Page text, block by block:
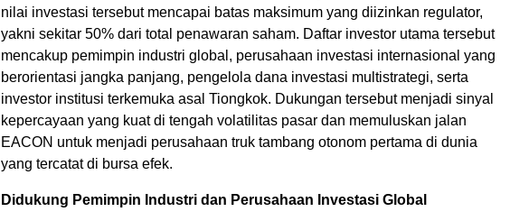
nilai investasi tersebut mencapai batas maksimum yang diizinkan regulator,
yakni sekitar 50% dari total penawaran saham. Daftar investor utama tersebut
mencakup pemimpin industri global, perusahaan investasi internasional yang
berorientasi jangka panjang, pengelola dana investasi multistrategi, serta
investor institusi terkemuka asal Tiongkok. Dukungan tersebut menjadi sinyal
kepercayaan yang kuat di tengah volatilitas pasar dan memuluskan jalan
EACON untuk menjadi perusahaan truk tambang otonom pertama di dunia
yang tercatat di bursa efek.
Didukung Pemimpin Industri dan Perusahaan Investasi Global